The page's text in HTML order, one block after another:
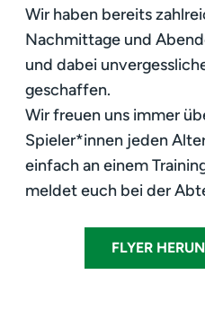
Wir haben bereits
Nachmittage und
und dabei
geschaffen.
Wir freuen uns immer
Spieler*innen jeden
einfach an einem
meldet euch bei der
FLYER